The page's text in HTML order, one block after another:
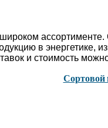
Сортовой
в энергетике,
и стоимость